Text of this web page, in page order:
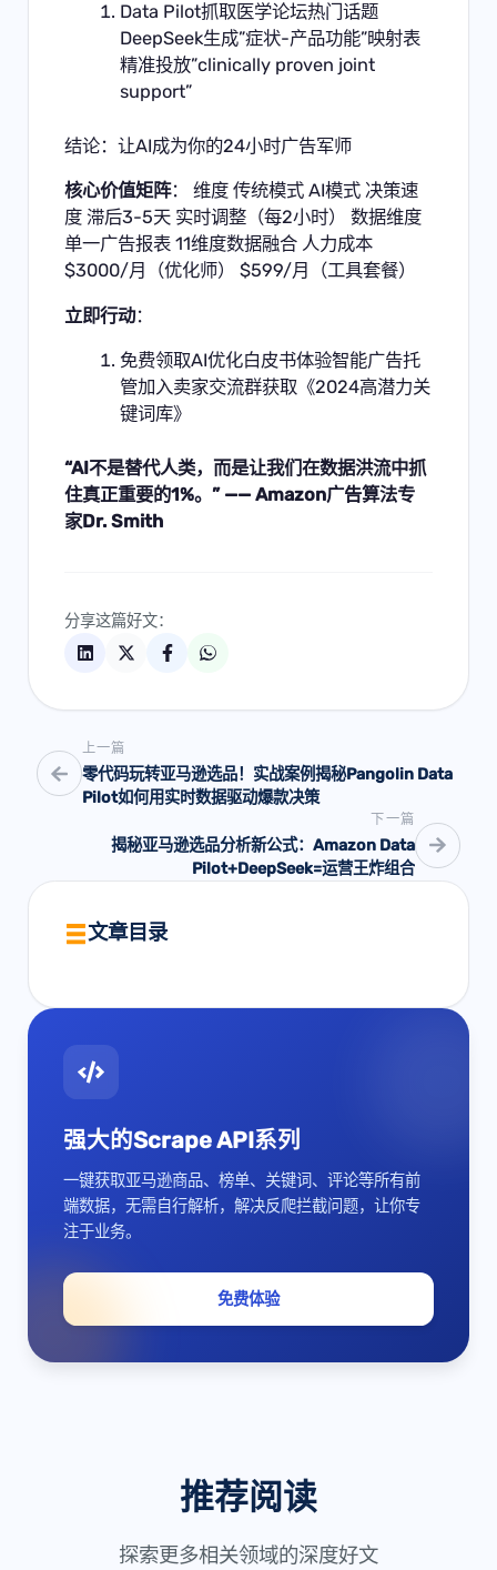
Data Pilot抓取医学论坛热门话题
DeepSeek生成”症状-产品功能”映射表
精准投放”clinically proven joint
support”
结论：让AI成为你的24小时广告军师
核心价值矩阵： 维度 传统模式 AI模式 决策速
度 滞后3-5天 实时调整（每2小时） 数据维度
单一广告报表 11维度数据融合 人力成本
$3000/月（优化师） $599/月（工具套餐）
立即行动：
免费领取AI优化白皮书体验智能广告托
管加入卖家交流群获取《2024高潜力关
键词库》
“AI不是替代人类，而是让我们在数据洪流中抓
住真正重要的1%。” —— Amazon广告算法专
家Dr. Smith
分享这篇好文：
上一篇
零代码玩转亚马逊选品！实战案例揭秘Pangolin Data
Pilot如何用实时数据驱动爆款决策
下一篇
揭秘亚马逊选品分析新公式：Amazon Data
Pilot+DeepSeek=运营王炸组合
文章目录
强大的Scrape API系列
一键获取亚马逊商品、榜单、关键词、评论等所有前
端数据，无需自行解析，解决反爬拦截问题，让你专
注于业务。
免费体验
推荐阅读
探索更多相关领域的深度好文